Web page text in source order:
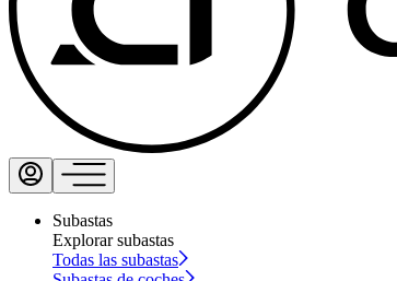
Subastas
Explorar subastas
Todas las subastas